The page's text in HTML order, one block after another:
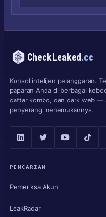
CheckLeaked.cc
Konsol intelijen pelanggaran.
paparan Anda di berbagai
daftar kombo, dan dark web —
penyerang menemukannya.
PENCARIAN
Pemeriksa Akun
LeakRadar